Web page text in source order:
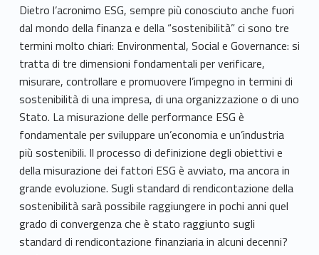
Dietro l’acronimo ESG, sempre più conosciuto anche fuori
dal mondo della finanza e della “sostenibilità” ci sono tre
termini molto chiari: Environmental, Social e Governance: si
tratta di tre dimensioni fondamentali per verificare,
misurare, controllare e promuovere l’impegno in termini di
sostenibilità di una impresa, di una organizzazione o di uno
Stato. La misurazione delle performance ESG è
fondamentale per sviluppare un’economia e un’industria
più sostenibili. Il processo di definizione degli obiettivi e
della misurazione dei fattori ESG è avviato, ma ancora in
grande evoluzione. Sugli standard di rendicontazione della
sostenibilità sarà possibile raggiungere in pochi anni quel
grado di convergenza che è stato raggiunto sugli
standard di rendicontazione finanziaria in alcuni decenni?